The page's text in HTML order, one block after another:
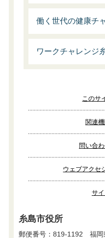
働く世代の健康チ
ワークチャレンジ
このサ
関連
問い合
ウェブアクセ
サ
糸島市役所
郵便番号：819-1192 福岡